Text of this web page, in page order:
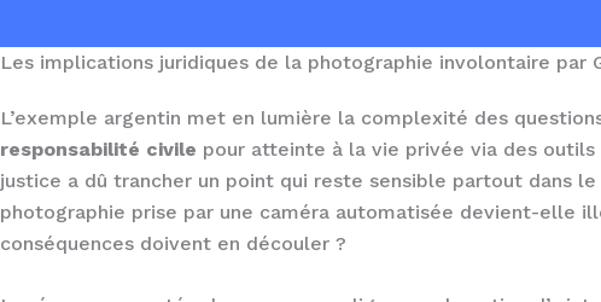
Les implications juridiques de la photographie involontaire par
L’exemple argentin met en lumière la complexité des
responsabilité civile pour atteinte à la vie privée via des outils
justice a dû trancher un point qui reste sensible partout dans
photographie prise par une caméra automatisée devient-elle
conséquences doivent en découler ?